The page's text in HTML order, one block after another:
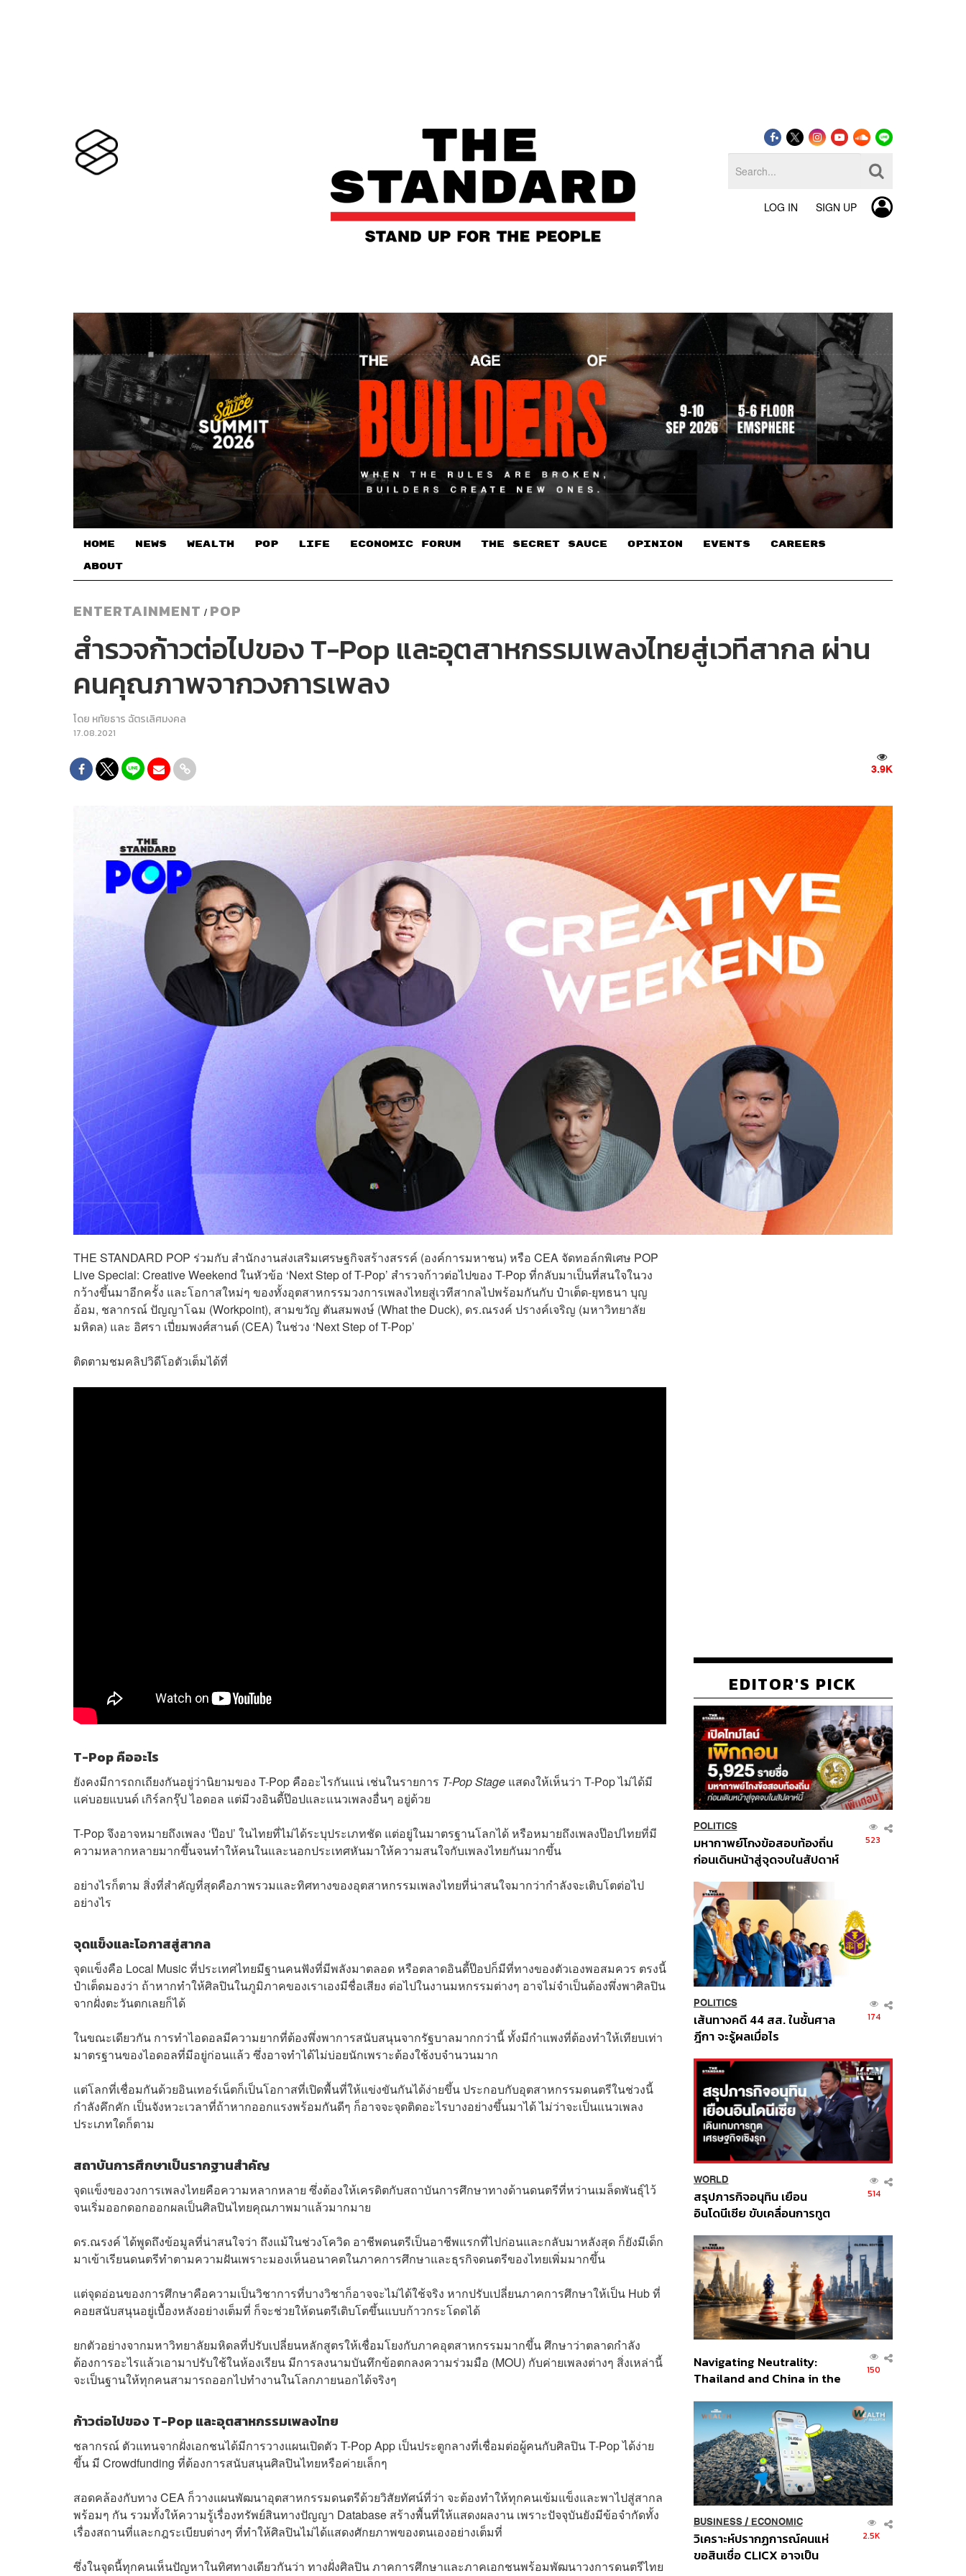
LOG IN SIGN UP
HOME NEWS WEALTH POP LIFE ECONOMIC FORUM THE SECRET SAUCE​ OPINION EVENTS CAREERS
ABOUT
ENTERTAINMENT / POP
สำรวจก้าวต่อไปของ T-Pop และอุตสาหกรรมเพลงไทยสู่เวทีสากล ผ่าน
คนคุณภาพจากวงการเพลง
โดย หทัยธาร ฉัตรเลิศมงคล
17.08.2021
3.9K
THE STANDARD POP ร่วมกับ สำนักงานส่งเสริมเศรษฐกิจสร้างสรรค์ (องค์การมหาชน) หรือ CEA จัดทอล์กพิเศษ POP
Live Special: Creative Weekend ในหัวข้อ ‘Next Step of T-Pop’ สำรวจก้าวต่อไปของ T-Pop ที่กลับมาเป็นที่สนใจในวง
กว้างขึ้นมาอีกครั้ง และโอกาสใหม่ๆ ของทั้งอุตสาหกรรมวงการเพลงไทยสู่เวทีสากลไปพร้อมกันกับ ป๋าเต็ด-ยุทธนา บุญ
อ้อม, ชลากรณ์ ปัญญาโฉม (Workpoint), สามขวัญ ตันสมพงษ์ (What the Duck), ดร.ณรงค์ ปรางค์เจริญ (มหาวิทยาลัย
มหิดล) และ อิศรา เปี่ยมพงศ์สานต์ (CEA) ในช่วง ‘Next Step of T-Pop’
ติดตามชมคลิปวิดีโอตัวเต็มได้ที่
T-Pop คืออะไร
ยังคงมีการถกเถียงกันอยู่ว่านิยามของ T-Pop คืออะไรกันแน่ เช่นในรายการ T-Pop Stage แสดงให้เห็นว่า T-Pop ไม่ได้มี
แค่บอยแบนด์ เกิร์ลกรุ๊ป ไอดอล แต่มีวงอินดี้ป๊อปและแนวเพลงอื่นๆ อยู่ด้วย
T-Pop จึงอาจหมายถึงเพลง ‘ป๊อป’ ในไทยที่ไม่ได้ระบุประเภทชัด แต่อยู่ในมาตรฐานโลกได้ หรือหมายถึงเพลงป๊อปไทยที่มี
ความหลากหลายมากขึ้นจนทำให้คนในและนอกประเทศหันมาให้ความสนใจกับเพลงไทยกันมากขึ้น
อย่างไรก็ตาม สิ่งที่สำคัญที่สุดคือภาพรวมและทิศทางของอุตสาหกรรมเพลงไทยที่น่าสนใจมากว่ากำลังจะเติบโตต่อไป
อย่างไร
จุดแข็งและโอกาสสู่สากล
จุดแข็งคือ Local Music ที่ประเทศไทยมีฐานคนฟังที่มีพลังมาตลอด หรือตลาดอินดี้ป๊อปก็มีที่ทางของตัวเองพอสมควร ตรงนี้
ป๋าเต็ดมองว่า ถ้าหากทำให้ศิลปินในภูมิภาคของเราเองมีชื่อเสียง ต่อไปในงานมหกรรมต่างๆ อาจไม่จำเป็นต้องพึ่งพาศิลปิน
จากฝั่งตะวันตกเลยก็ได้
ในขณะเดียวกัน การทำไอดอลมีความยากที่ต้องพึ่งพาการสนับสนุนจากรัฐบาลมากกว่านี้ ทั้งมีกำแพงที่ต้องทำให้เทียบเท่า
มาตรฐานของไอดอลที่มีอยู่ก่อนแล้ว ซึ่งอาจทำได้ไม่บ่อยนักเพราะต้องใช้งบจำนวนมาก
แต่โลกที่เชื่อมกันด้วยอินเทอร์เน็ตก็เป็นโอกาสที่เปิดพื้นที่ให้แข่งขันกันได้ง่ายขึ้น ประกอบกับอุตสาหกรรมดนตรีในช่วงนี้
กำลังคึกคัก เป็นจังหวะเวลาที่ถ้าหากออกแรงพร้อมกันดีๆ ก็อาจจะจุดติดอะไรบางอย่างขึ้นมาได้ ไม่ว่าจะเป็นแนวเพลง
ประเภทใดก็ตาม
สถาบันการศึกษาเป็นรากฐานสำคัญ
จุดแข็งของวงการเพลงไทยคือความหลากหลาย ซึ่งต้องให้เครดิตกับสถาบันการศึกษาทางด้านดนตรีที่หว่านเมล็ดพันธุ์ไว้
จนเริ่มออกดอกออกผลเป็นศิลปินไทยคุณภาพมาแล้วมากมาย
ดร.ณรงค์ ได้พูดถึงข้อมูลที่น่าสนใจว่า ถึงแม้ในช่วงโควิด อาชีพดนตรีเป็นอาชีพแรกที่ไปก่อนและกลับมาหลังสุด ก็ยังมีเด็ก
มาเข้าเรียนดนตรีทำตามความฝันเพราะมองเห็นอนาคตในภาคการศึกษาและธุรกิจดนตรีของไทยเพิ่มมากขึ้น
แต่จุดอ่อนของการศึกษาคือความเป็นวิชาการที่บางวิชาก็อาจจะไม่ได้ใช้จริง หากปรับเปลี่ยนภาคการศึกษาให้เป็น Hub ที่
คอยสนับสนุนอยู่เบื้องหลังอย่างเต็มที่ ก็จะช่วยให้ดนตรีเติบโตขึ้นแบบก้าวกระโดดได้
ยกตัวอย่างจากมหาวิทยาลัยมหิดลที่ปรับเปลี่ยนหลักสูตรให้เชื่อมโยงกับภาคอุตสาหกรรมมากขึ้น ศึกษาว่าตลาดกำลัง
ต้องการอะไรแล้วเอามาปรับใช้ในห้องเรียน มีการลงนามบันทึกข้อตกลงความร่วมมือ (MOU) กับค่ายเพลงต่างๆ สิ่งเหล่านี้
จะเป็นฐานให้ทุกคนสามารถออกไปทำงานในโลกภายนอกได้จริงๆ
ก้าวต่อไปของ T-Pop และอุตสาหกรรมเพลงไทย
ชลากรณ์ ตัวแทนจากฝั่งเอกชนได้มีการวางแผนเปิดตัว T-Pop App เป็นประตูกลางที่เชื่อมต่อผู้คนกับศิลปิน T-Pop ได้ง่าย
ขึ้น มี Crowdfunding ที่ต้องการสนับสนุนศิลปินไทยหรือค่ายเล็กๆ
สอดคล้องกับทาง CEA ก็วางแผนพัฒนาอุตสาหกรรมดนตรีด้วยวิสัยทัศน์ที่ว่า จะต้องทำให้ทุกคนเข้มแข็งและพาไปสู่สากล
พร้อมๆ กัน รวมทั้งให้ความรู้เรื่องทรัพย์สินทางปัญญา Database สร้างพื้นที่ให้แสดงผลงาน เพราะปัจจุบันยังมีข้อจำกัดทั้ง
เรื่องสถานที่และกฎระเบียบต่างๆ ที่ทำให้ศิลปินไม่ได้แสดงศักยภาพของตนเองอย่างเต็มที่
ซึ่งในจุดนี้ทุกคนเห็นปัญหาในทิศทางเดียวกันว่า ทางฝั่งศิลปิน ภาคการศึกษาและภาคเอกชนพร้อมพัฒนาวงการดนตรีไทย
EDITOR'S PICK
POLITICS
มหากาพย์โกงข้อสอบท้องถิ่น
ก่อนเดินหน้าสู่จุดจบในสัปดาห์
523
POLITICS
เส้นทางคดี 44 สส. ในชั้นศาล
ฎีกา จะรู้ผลเมื่อไร
174
WORLD
สรุปภารกิจอนุทิน เยือน
อินโดนีเซีย ขับเคลื่อนการทูต
ส่วนยุทธศาสตร์ไทย –
อินโดนีเซีย
514
Navigating Neutrality:
Thailand and China in the
Order
150
BUSINESS/ ECONOMIC
วิเคราะห์ปรากฏการณ์คนแห่
ขอสินเชื่อ CLICX อาจเป็น
2.5K